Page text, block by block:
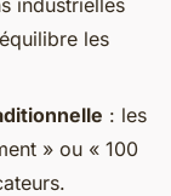
industrielles
les
: les
» ou « 100